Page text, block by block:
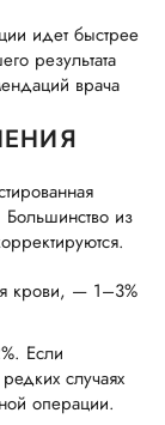
идет быстрее
результата
врача
Большинство из
крови, — 1–3%
Если
случаях
операции.